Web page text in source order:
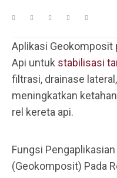
Aplikasi Geokomposit
Api untuk stabilisasi
filtrasi, drainase
meningkatkan
rel kereta api.
Fungsi
(Geokomposit) Pada